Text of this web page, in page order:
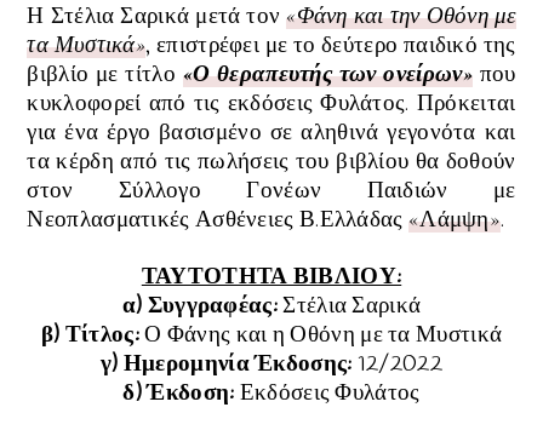
Η Στέλια Σαρικά μετά τον«Φάνη και την Οθόνη με
τα Μυστικά», επιστρέφει με το δεύτερο παιδικό της
βιβλίο με τίτλο «Ο θεραπευτής των ονείρων»που
κυκλοφορεί από τις εκδόσεις Φυλάτος. Πρόκειται
για ένα έργο βασισμένο σε αληθινά γεγονότα και
τα κέρδη από τις πωλήσεις του βιβλίου θα δοθούν
στον Σύλλογο Γονέων Παιδιών με
Νεοπλασματικές Ασθένειες Β.Ελλάδας «Λάμψη».
ΤΑΥΤΟΤΗΤΑ ΒΙΒΛΙΟΥ:
α) Συγγραφέας:Στέλια Σαρικά
β) Τίτλος:Ο Φάνης και η Οθόνη με τα Μυστικά
γ) Ημερομηνία Έκδοσης: 12/2022
δ) Έκδοση: Εκδόσεις Φυλάτος